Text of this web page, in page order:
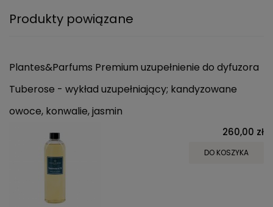
Produkty powiązane
Plantes&Parfums Premium uzupełnienie do dyfuzora
Tuberose - wykład uzupełniający; kandyzowane
owoce, konwalie, jasmin
260,00 zł
DO KOSZYKA